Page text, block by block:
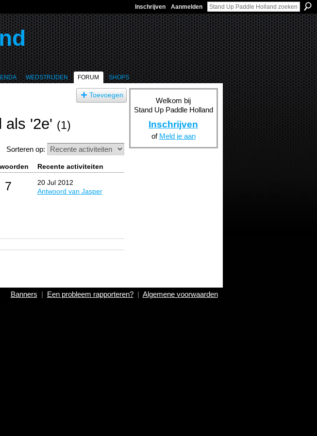
Inschrijven Aanmelden
WEDSTRIJDEN FORUM SHOPS
Toevoegen
als '2e' (1)
Sorteren op:
Recente activiteiten
7
20 Jul 2012
Antwoord van Jasper
Welkom bij
Stand Up Paddle Holland
Inschrijven
of Meld je aan
Banners Een probleem rapporteren?| Algemene voorwaarden